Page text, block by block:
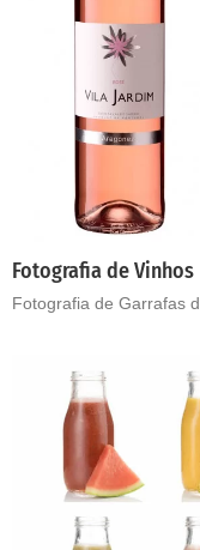
Fotografia de Vinhos
Fotografia de Garrafas